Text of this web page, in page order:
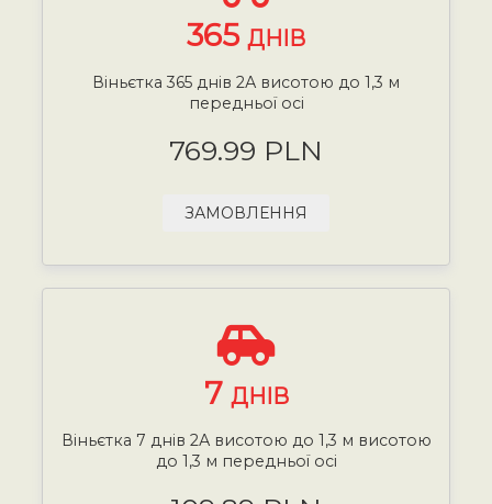
365 ДНІВ
Віньєтка 365 днів 2А висотою до 1,3 м
передньої осі
769.99 PLN
ЗАМОВЛЕННЯ
7 ДНІВ
Віньєтка 7 днів 2А висотою до 1,3 м висотою
до 1,3 м передньої осі